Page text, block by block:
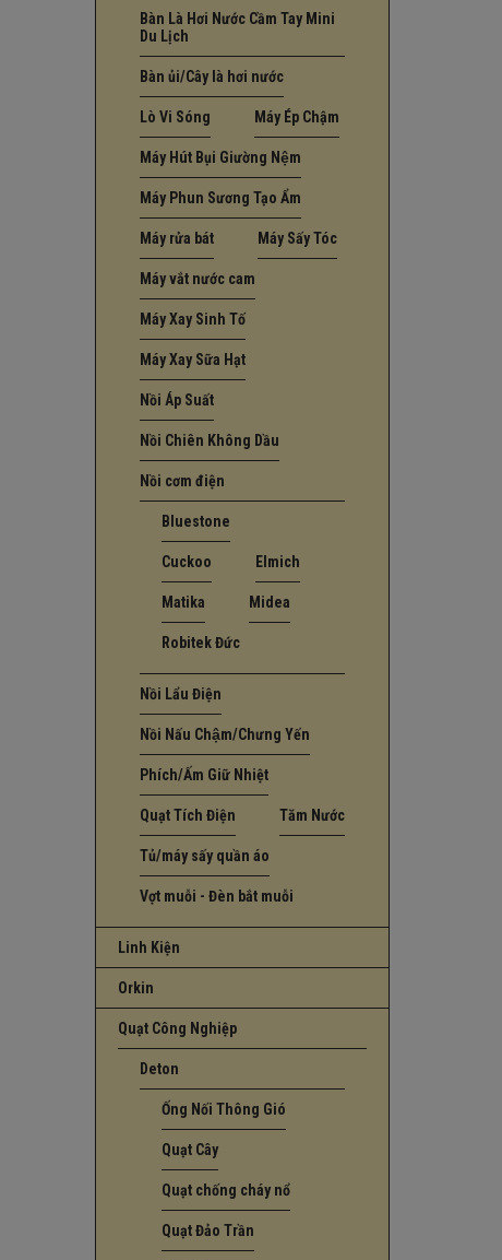
Bàn Là Hơi Nước Cầm Tay Mini
Du Lịch
Bàn ủi/Cây là hơi nước
Lò Vi Sóng Máy Ép Chậm
Máy Hút Bụi Giường Nệm
Máy Phun Sương Tạo Ẩm
Máy rửa bát Máy Sấy Tóc
Máy vắt nước cam
Máy Xay Sinh Tố
Máy Xay Sữa Hạt
Nồi Áp Suất
Nồi Chiên Không Dầu
Nồi cơm điện
Bluestone
Cuckoo Elmich
Matika Midea
Robitek Đức
Nồi Lẩu Điện
Nồi Nấu Chậm/Chưng Yến
Phích/Ấm Giữ Nhiệt
Quạt Tích Điện Tăm Nước
Tủ/máy sấy quần áo
Vợt muỗi - Đèn bắt muỗi
Linh Kiện
Orkin
Quạt Công Nghiệp
Deton
Ống Nối Thông Gió
Quạt Cây
Quạt chống cháy nổ
Quạt Đảo Trần